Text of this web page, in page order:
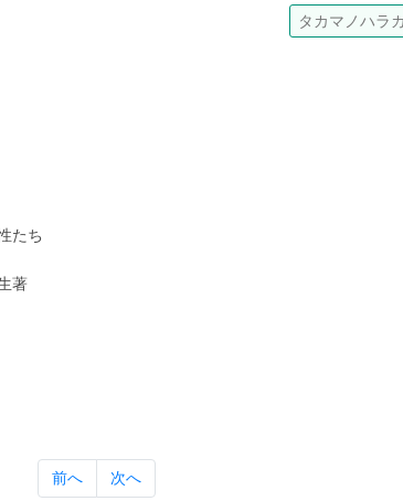
たち
著
前へ 次へ